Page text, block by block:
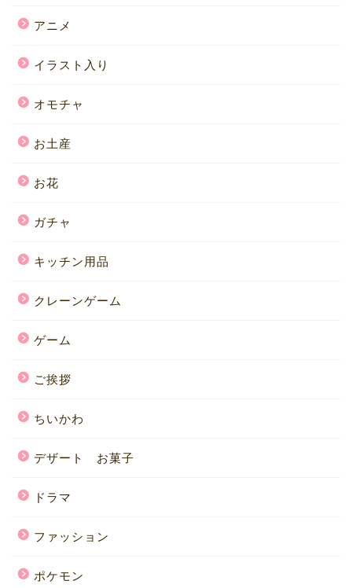
アニメ
イラスト入り
オモチャ
お土産
お花
ガチャ
キッチン用品
クレーンゲーム
ゲーム
ご挨拶
ちいかわ
デザート お菓子
ドラマ
ファッション
ポケモン